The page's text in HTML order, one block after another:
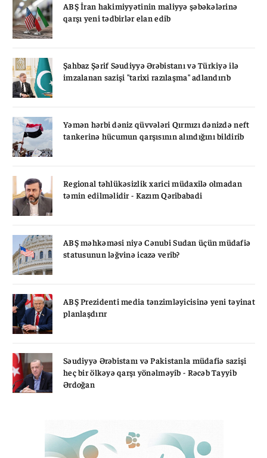
ABŞ İran hakimiyyətinin maliyyə şəbəkələrinə
qarşı yeni tədbirlər elan edib
Şahbaz Şərif Səudiyyə Ərəbistanı və Türkiyə ilə
imzalanan sazişi "tarixi razılaşma" adlandırıb
Yəmən hərbi dəniz qüvvələri Qırmızı dənizdə neft
tankerinə hücumun qarşısının alındığını bildirib
Regional təhlükəsizlik xarici müdaxilə olmadan
təmin edilməlidir - Kazım Qəribabadi
ABŞ məhkəməsi niyə Cənubi Sudan üçün müdafiə
statusunun ləğvinə icazə verib?
ABŞ Prezidenti media tənzimləyicisinə yeni təyinat
planlaşdırır
Səudiyyə Ərəbistanı və Pakistanla müdafiə sazişi
heç bir ölkəyə qarşı yönəlməyib - Rəcəb Tayyib
Ərdoğan